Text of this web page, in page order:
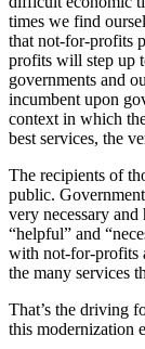
times we find
that not-for-profits
profits will step up
governments and
incumbent upon
context in which
best services, the
The recipients of
public.
very necessary
“helpful” and
with not-for-profits
the many services
That’s the driving
this modernization